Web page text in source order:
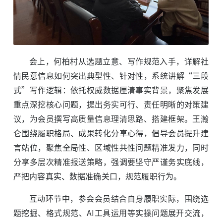
会上，何柏村从选题立意、写作规范入手，详解社
情民意信息如何突出典型性、针对性，系统讲解“三段
式”写作逻辑：依托权威数据厘清事实背景，聚焦发展
重点深挖核心问题，提出务实可行、责任明晰的对策建
议，为会员撰写高质量信息理清思路、搭建框架。王瀚
仑围绕履职格局、成果转化分享心得，倡导会员提升建
言站位，聚焦全局性、区域性共性问题精准发力，同时
分享多层次精准报送策略，强调要坚守严谨务实底线，
严把内容真实、数据准确关口，规范履职行为。
互动环节中，参会会员结合自身履职实际，围绕选
题挖掘、格式规范、AI工具运用等实操问题展开交流，